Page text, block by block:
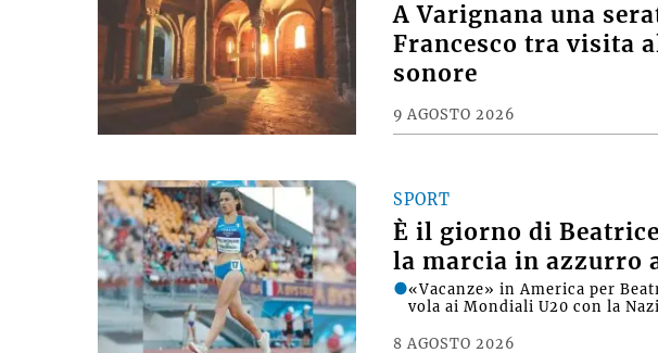
A Varignana una
Francesco tra visita
sonore
9 AGOSTO 2026
SPORT
È il giorno di
la marcia in azzurro
8 AGOSTO 2026
«Vacanze» in America per
vola ai Mondiali U20 con la